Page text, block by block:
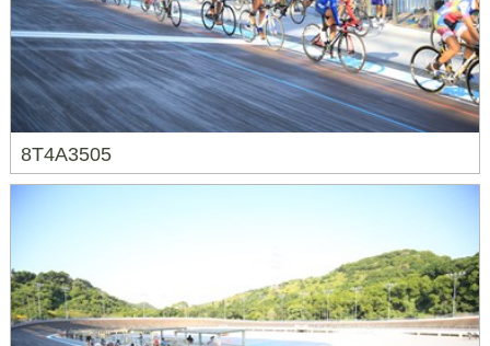
8T4A3505